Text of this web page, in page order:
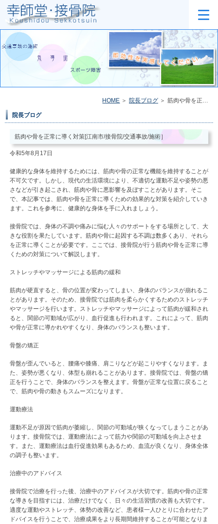
HOME 院長ブログ 筋肉や骨を正常に導く対策[江南市/接骨院/交通事故/施術］
院長ブログ
筋肉や骨を正常に導く対策[江南市/接骨院/交通事故/施術］
令和5年8月17日
健康的な身体を維持するためには、筋肉や骨の正常な機能を維持することが
不可欠です。しかし、現代の生活環境により、不適切な運動不足や姿勢の悪
さなどが引き起こされ、筋肉や骨に悪影響を及ぼすことがあります。そこ
で、本記事では、筋肉や骨を正常に導くための効果的な対策を紹介していき
ます。これを参考に、健康的な身体を手に入れましょう。
接骨院では、身体の不調や痛みに悩む人々のサポートをする場所として、大
きな役割を果たしています。筋肉や骨に起因する不調は数多くあり、それら
を正常に導くことが必要です。ここでは、接骨院が行う筋肉や骨を正常に導
くための対策について解説します。
ストレッチやマッサージによる筋肉の緩和
筋肉が硬直すると、骨の位置が変わってしまい、身体のバランスが崩れるこ
とがあります。そのため、接骨院では筋肉を柔らかくするためのストレッチ
やマッサージを行います。ストレッチやマッサージによって筋肉が緩和され
ると、関節の可動域が広がり、血行促進も行われます。これによって、筋肉
や骨が正常に導かれやすくなり、身体のバランスも整います。
骨盤の矯正
骨盤が歪んでいると、腰痛や膝痛、肩こりなどが起こりやすくなります。ま
た、姿勢が悪くなり、体型も崩れることがあります。接骨院では、骨盤の矯
正を行うことで、身体のバランスを整えます。骨盤が正常な位置に戻ること
で、筋肉や骨の動きもスムーズになります。
運動療法
運動不足が原因で筋肉が萎縮し、関節の可動域が狭くなってしまうことがあ
ります。接骨院では、運動療法によって筋力や関節の可動域を向上させま
す。また、運動療法は血行促進効果もあるため、血流が良くなり、身体全体
の調子も整います。
治療中のアドバイス
接骨院で治療を行った後、治療中のアドバイスが大切です。筋肉や骨の正常
な導きを目指すには、治療だけでなく、日々の生活習慣の改善も大切です。
適度な運動やストレッチ、体勢の改善など、患者様一人ひとりに合わせたア
ドバイスを行うことで、治療成果をより長期間維持することが可能となりま